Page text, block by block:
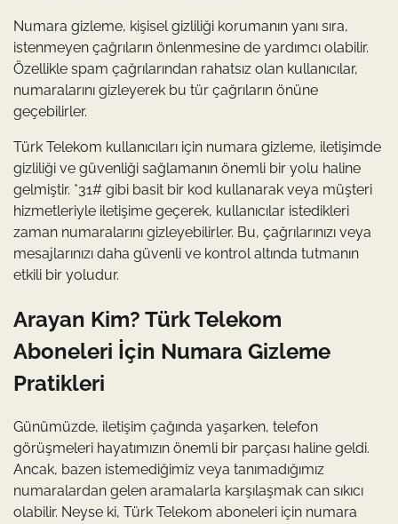
Numara gizleme, kişisel gizliliği korumanın yanı sıra,
istenmeyen çağrıların önlenmesine de yardımcı olabilir.
Özellikle spam çağrılarından rahatsız olan kullanıcılar,
numaralarını gizleyerek bu tür çağrıların önüne
geçebilirler.
Türk Telekom kullanıcıları için numara gizleme, iletişimde
gizliliği ve güvenliği sağlamanın önemli bir yolu haline
gelmiştir. *31# gibi basit bir kod kullanarak veya müşteri
hizmetleriyle iletişime geçerek, kullanıcılar istedikleri
zaman numaralarını gizleyebilirler. Bu, çağrılarınızı veya
mesajlarınızı daha güvenli ve kontrol altında tutmanın
etkili bir yoludur.
Arayan Kim? Türk Telekom
Aboneleri İçin Numara Gizleme
Pratikleri
Günümüzde, iletişim çağında yaşarken, telefon
görüşmeleri hayatımızın önemli bir parçası haline geldi.
Ancak, bazen istemediğimiz veya tanımadığımız
numaralardan gelen aramalarla karşılaşmak can sıkıcı
olabilir. Neyse ki, Türk Telekom aboneleri için numara